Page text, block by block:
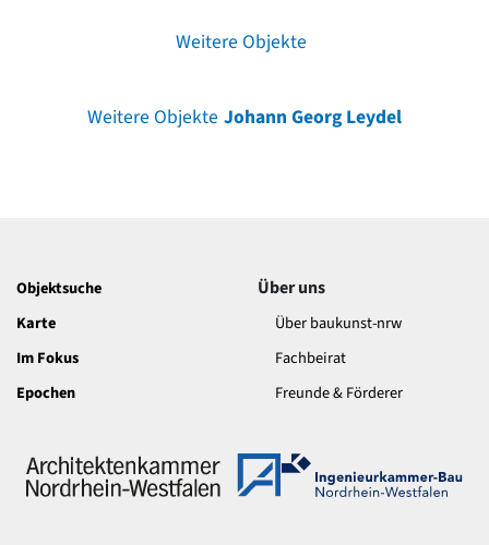
Weitere Objekte
Weitere Objekte Johann Georg Leydel
Objektsuche
Karte
Im Fokus
Epochen
Über uns
Über baukunst-nrw
Fachbeirat
Freunde & Förderer